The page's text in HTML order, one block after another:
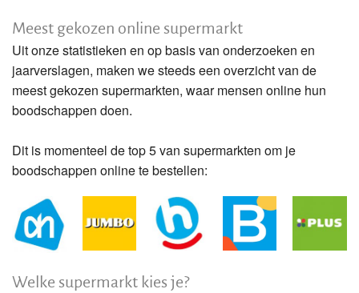
Meest gekozen online supermarkt
Uit onze statistieken en op basis van onderzoeken en
jaarverslagen, maken we steeds een overzicht van de
meest gekozen supermarkten, waar mensen online hun
boodschappen doen.
Dit is momenteel de top 5 van supermarkten om je
boodschappen online te bestellen:
Welke supermarkt kies je?